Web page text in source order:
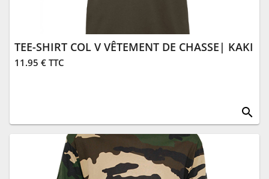
TEE-SHIRT COL V VÊTEMENT DE CHASSE| KAKI
11.95 € TTC
search